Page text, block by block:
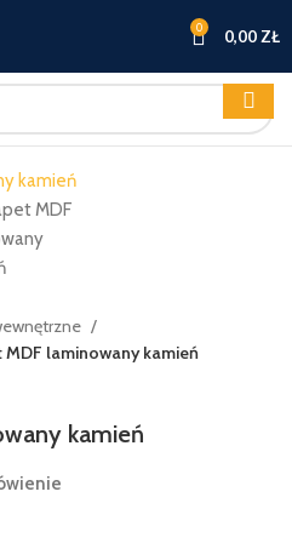
0 0,00 ZŁ
MDF laminowany kamień
kamień